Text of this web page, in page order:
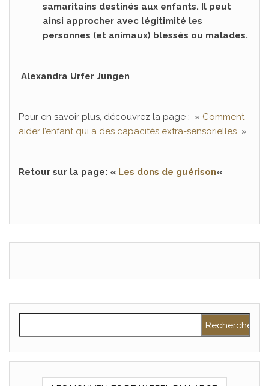
samaritains destinés aux enfants. Il peut
ainsi approcher avec légitimité les
personnes (et animaux) blessés ou malades.
Alexandra Urfer Jungen
Pour en savoir plus, découvrez la page : » Comment
aider l’enfant qui a des capacités extra-sensorielles »
Retour sur la page: « Les dons de guérison«